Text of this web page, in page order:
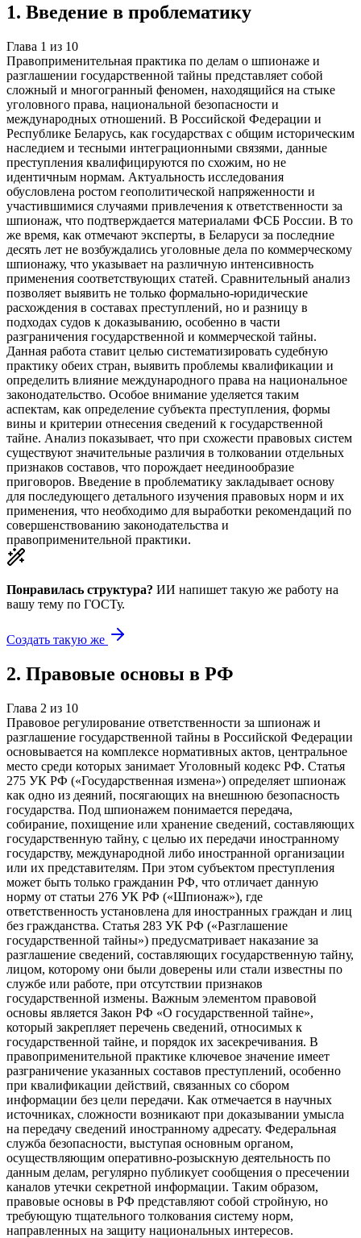
1. Введение в проблематику
Глава 1 из 10
Правоприменительная практика по делам о шпионаже и
разглашении государственной тайны представляет собой
сложный и многогранный феномен, находящийся на стыке
уголовного права, национальной безопасности и
международных отношений. В Российской Федерации и
Республике Беларусь, как государствах с общим историческим
наследием и тесными интеграционными связями, данные
преступления квалифицируются по схожим, но не
идентичным нормам. Актуальность исследования
обусловлена ростом геополитической напряженности и
участившимися случаями привлечения к ответственности за
шпионаж, что подтверждается материалами ФСБ России. В то
же время, как отмечают эксперты, в Беларуси за последние
десять лет не возбуждались уголовные дела по коммерческому
шпионажу, что указывает на различную интенсивность
применения соответствующих статей. Сравнительный анализ
позволяет выявить не только формально-юридические
расхождения в составах преступлений, но и разницу в
подходах судов к доказыванию, особенно в части
разграничения государственной и коммерческой тайны.
Данная работа ставит целью систематизировать судебную
практику обеих стран, выявить проблемы квалификации и
определить влияние международного права на национальное
законодательство. Особое внимание уделяется таким
аспектам, как определение субъекта преступления, формы
вины и критерии отнесения сведений к государственной
тайне. Анализ показывает, что при схожести правовых систем
существуют значительные различия в толковании отдельных
признаков составов, что порождает неединообразие
приговоров. Введение в проблематику закладывает основу
для последующего детального изучения правовых норм и их
применения, что необходимо для выработки рекомендаций по
совершенствованию законодательства и
правоприменительной практики.
Понравилась структура? ИИ напишет такую же работу на
вашу тему по ГОСТу.
Создать такую же
2. Правовые основы в РФ
Глава 2 из 10
Правовое регулирование ответственности за шпионаж и
разглашение государственной тайны в Российской Федерации
основывается на комплексе нормативных актов, центральное
место среди которых занимает Уголовный кодекс РФ. Статья
275 УК РФ («Государственная измена») определяет шпионаж
как одно из деяний, посягающих на внешнюю безопасность
государства. Под шпионажем понимается передача,
собирание, похищение или хранение сведений, составляющих
государственную тайну, с целью их передачи иностранному
государству, международной либо иностранной организации
или их представителям. При этом субъектом преступления
может быть только гражданин РФ, что отличает данную
норму от статьи 276 УК РФ («Шпионаж»), где
ответственность установлена для иностранных граждан и лиц
без гражданства. Статья 283 УК РФ («Разглашение
государственной тайны») предусматривает наказание за
разглашение сведений, составляющих государственную тайну,
лицом, которому они были доверены или стали известны по
службе или работе, при отсутствии признаков
государственной измены. Важным элементом правовой
основы является Закон РФ «О государственной тайне»,
который закрепляет перечень сведений, относимых к
государственной тайне, и порядок их засекречивания. В
правоприменительной практике ключевое значение имеет
разграничение указанных составов преступлений, особенно
при квалификации действий, связанных со сбором
информации без цели передачи. Как отмечается в научных
источниках, сложности возникают при доказывании умысла
на передачу сведений иностранному адресату. Федеральная
служба безопасности, выступая основным органом,
осуществляющим оперативно-розыскную деятельность по
данным делам, регулярно публикует сообщения о пресечении
каналов утечки секретной информации. Таким образом,
правовые основы в РФ представляют собой стройную, но
требующую тщательного толкования систему норм,
направленных на защиту национальных интересов.